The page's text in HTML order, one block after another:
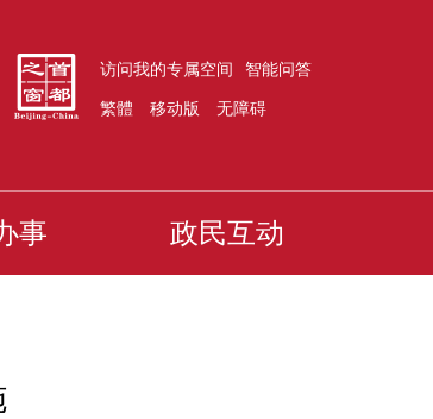
访问我的专属空间 智能问答
繁體 移动版 无障碍
事 政民互动